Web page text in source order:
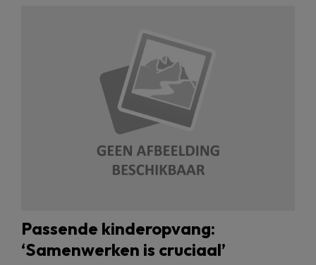
Passende kinderopvang:
‘Samenwerken is cruciaal’